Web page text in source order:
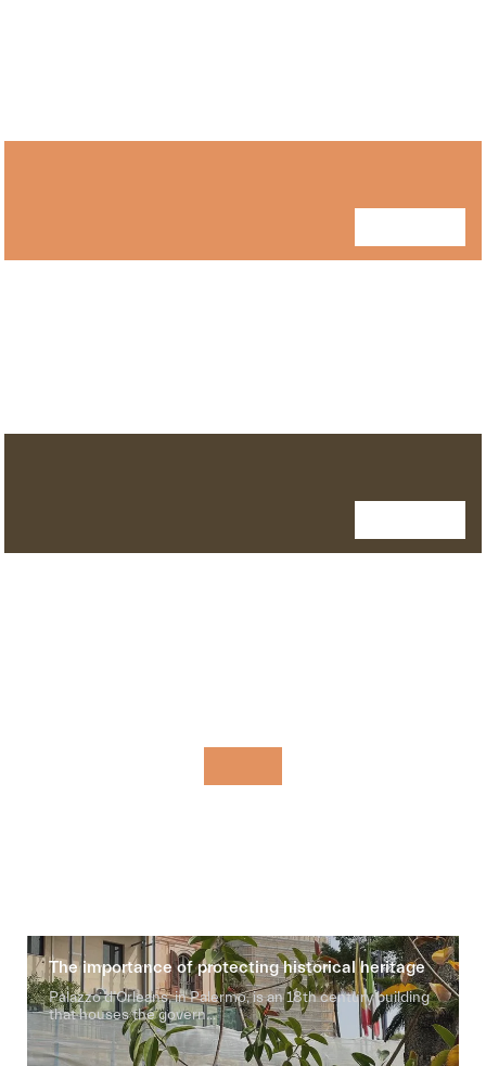
The importance of protecting historical heritage
Palazzo d’Orleans, in Palermo, is an 18th century building
that houses the govern...